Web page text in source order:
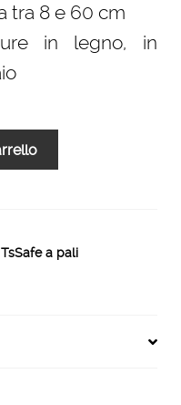
tra 8 e 60 cm
in legno, in
a pali